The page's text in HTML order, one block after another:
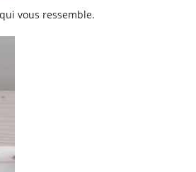
vous ressemble.